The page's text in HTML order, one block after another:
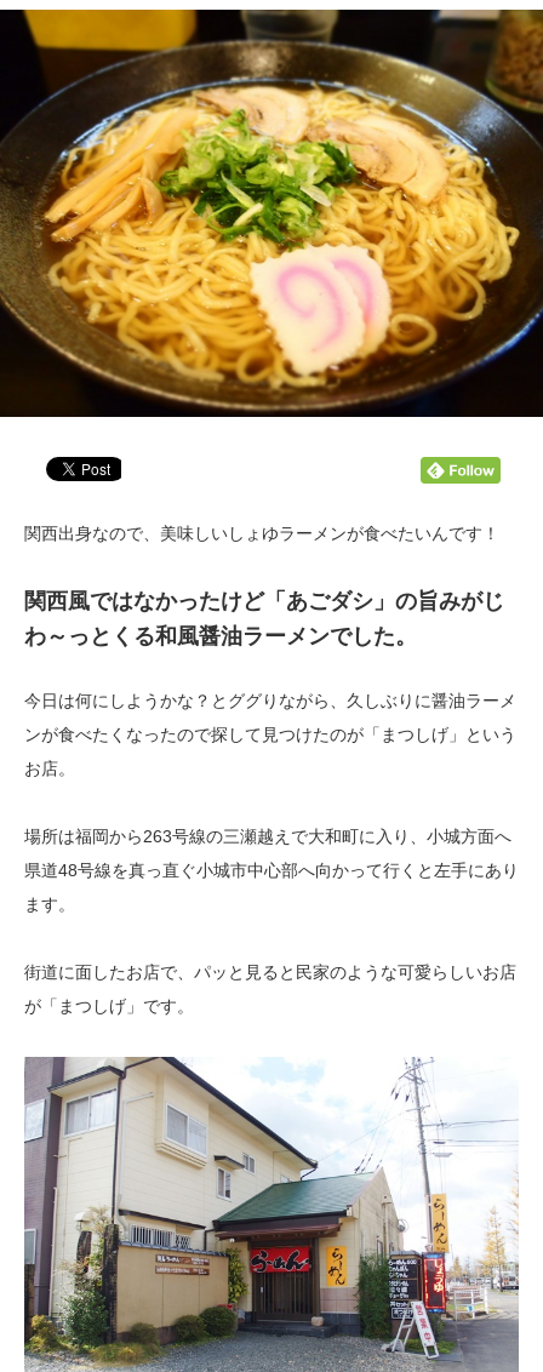
関西出身なので、美味しいしょゆラーメンが食べたいんです！
関西風ではなかったけど「あごダシ」の旨みがじ
わ～っとくる和風醤油ラーメンでした。
今日は何にしようかな？とググりながら、久しぶりに醤油ラーメ
ンが食べたくなったので探して見つけたのが「まつしげ」という
お店。
場所は福岡から263号線の三瀬越えで大和町に入り、小城方面へ
県道48号線を真っ直ぐ小城市中心部へ向かって行くと左手にあり
ます。
街道に面したお店で、パッと見ると民家のような可愛らしいお店
が「まつしげ」です。